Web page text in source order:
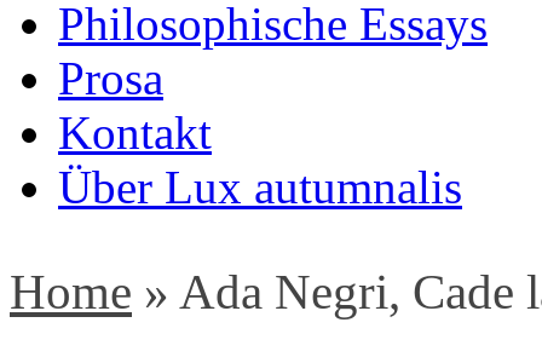
Philosophische Essays
Prosa
Kontakt
Über Lux autumnalis
Home » Ada Negri, Cade